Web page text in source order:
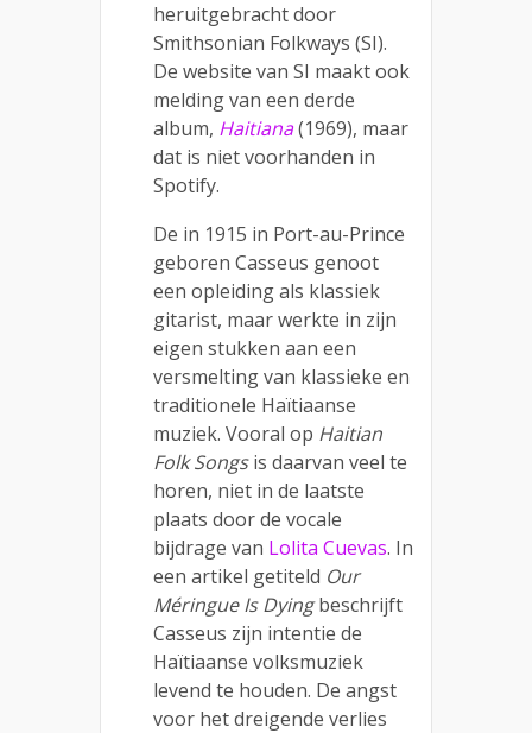
heruitgebracht door
Smithsonian Folkways (SI).
De website van SI maakt ook
melding van een derde
album, Haitiana(1969), maar
dat is niet voorhanden in
Spotify.
De in 1915 in Port-au-Prince
geboren Casseus genoot
een opleiding als klassiek
gitarist, maar werkte in zijn
eigen stukken aan een
versmelting van klassieke en
traditionele Haïtiaanse
muziek. Vooral op Haitian
Folk Songsis daarvan veel te
horen, niet in de laatste
plaats door de vocale
bijdrage van Lolita Cuevas. In
een artikel getiteld Our
Méringue Is Dyingbeschrijft
Casseus zijn intentie de
Haïtiaanse volksmuziek
levend te houden. De angst
voor het dreigende verlies